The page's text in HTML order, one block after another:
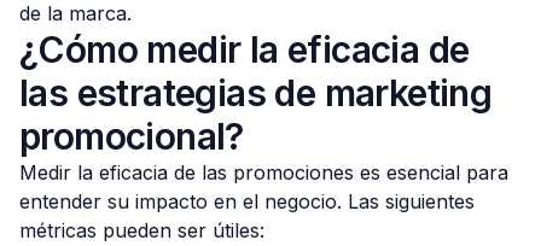
de la marca.
¿Cómo medir la eficacia de
las estrategias de marketing
promocional?
Medir la eficacia de las promociones es esencial para
entender su impacto en el negocio. Las siguientes
métricas pueden ser útiles: